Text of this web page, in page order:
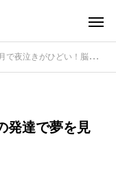
きがひどい！脳の発達で夢を見る？長引く夜泣きへの対策
発達で夢を見